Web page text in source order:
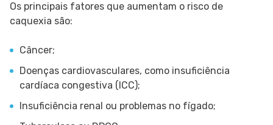
Os principais fatores que aumentam o risco de
caquexia são:
Câncer;
Doenças cardiovasculares, como insuficiência
cardíaca congestiva (ICC);
Insuficiência renal ou problemas no fígado;